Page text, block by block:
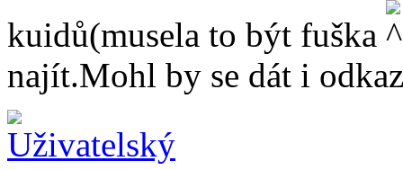
kuidů(musela to být fuška
najít.Mohl by se dát i